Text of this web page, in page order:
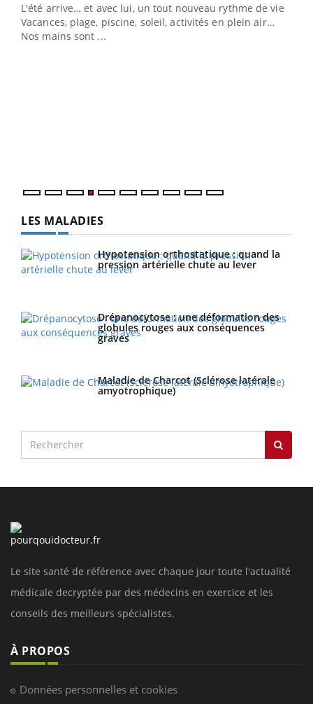
L'été arrive… et avec lui, un tout nouveau rythme de vie !
Vacances, plage, piscine, soleil, activités en plein air…
Nos mains sont ...
LES MALADIES
Hypotension orthostatique : quand la
pression artérielle chute au lever
Drépanocytose : une déformation des
globules rouges aux conséquences
graves
Maladie de Charcot (Sclérose latérale
amyotrophique)
Le site santé de référence avec chaque jour toute l'actualité
médicale decryptée par des médecins en exercice et les
conseils des meilleurs spécialistes.
À PROPOS
Données personnelles et cookies